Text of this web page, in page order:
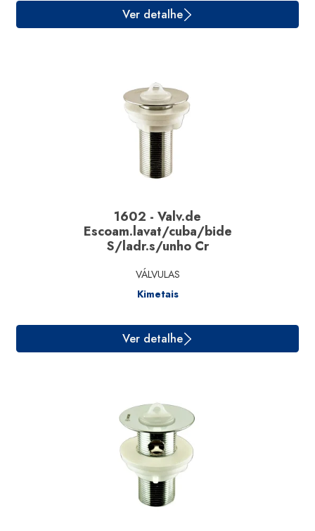
Ver detalhe
1602 - Valv.de
Escoam.lavat/cuba/bide
S/ladr.s/unho Cr
VÁLVULAS
Kimetais
Ver detalhe